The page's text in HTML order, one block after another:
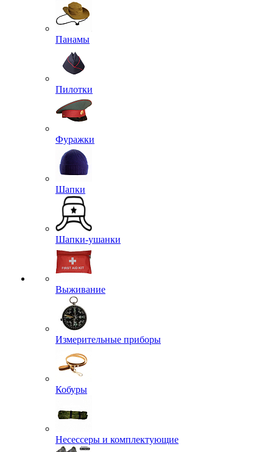
Панамы
Пилотки
Фуражки
Шапки
Шапки-ушанки
Выживание
Измерительные приборы
Кобуры
Несессеры и комплектующие